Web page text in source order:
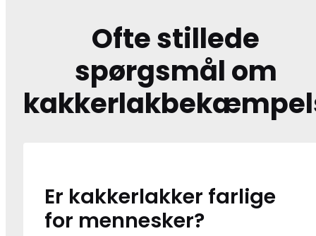
Ofte stillede
spørgsmål om
Er kakkerlakker farlige
for mennesker?